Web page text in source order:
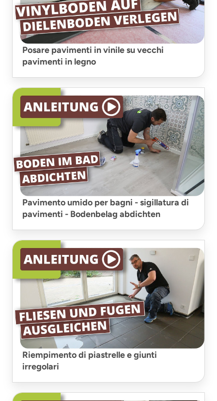
Posare pavimenti in vinile su vecchi
pavimenti in legno
Pavimento umido per bagni - sigillatura di
pavimenti - Bodenbelag abdichten
Riempimento di piastrelle e giunti
irregolari